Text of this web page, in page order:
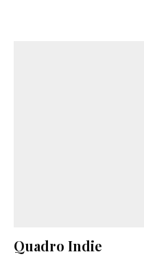
Quadro Indie